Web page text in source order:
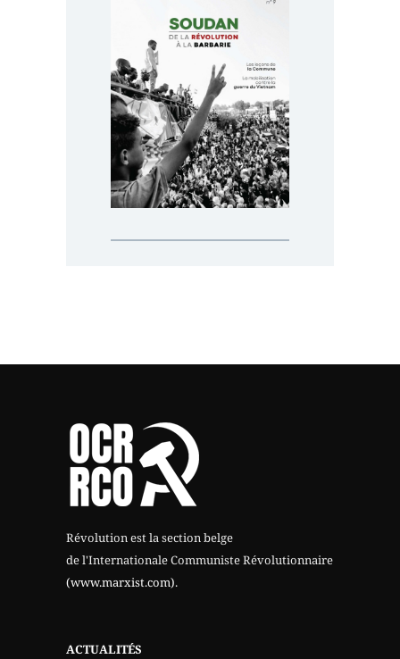
Révolution est la section belge
de l'Internationale Communiste Révolutionnaire
(www.marxist.com).
ACTUALITÉS